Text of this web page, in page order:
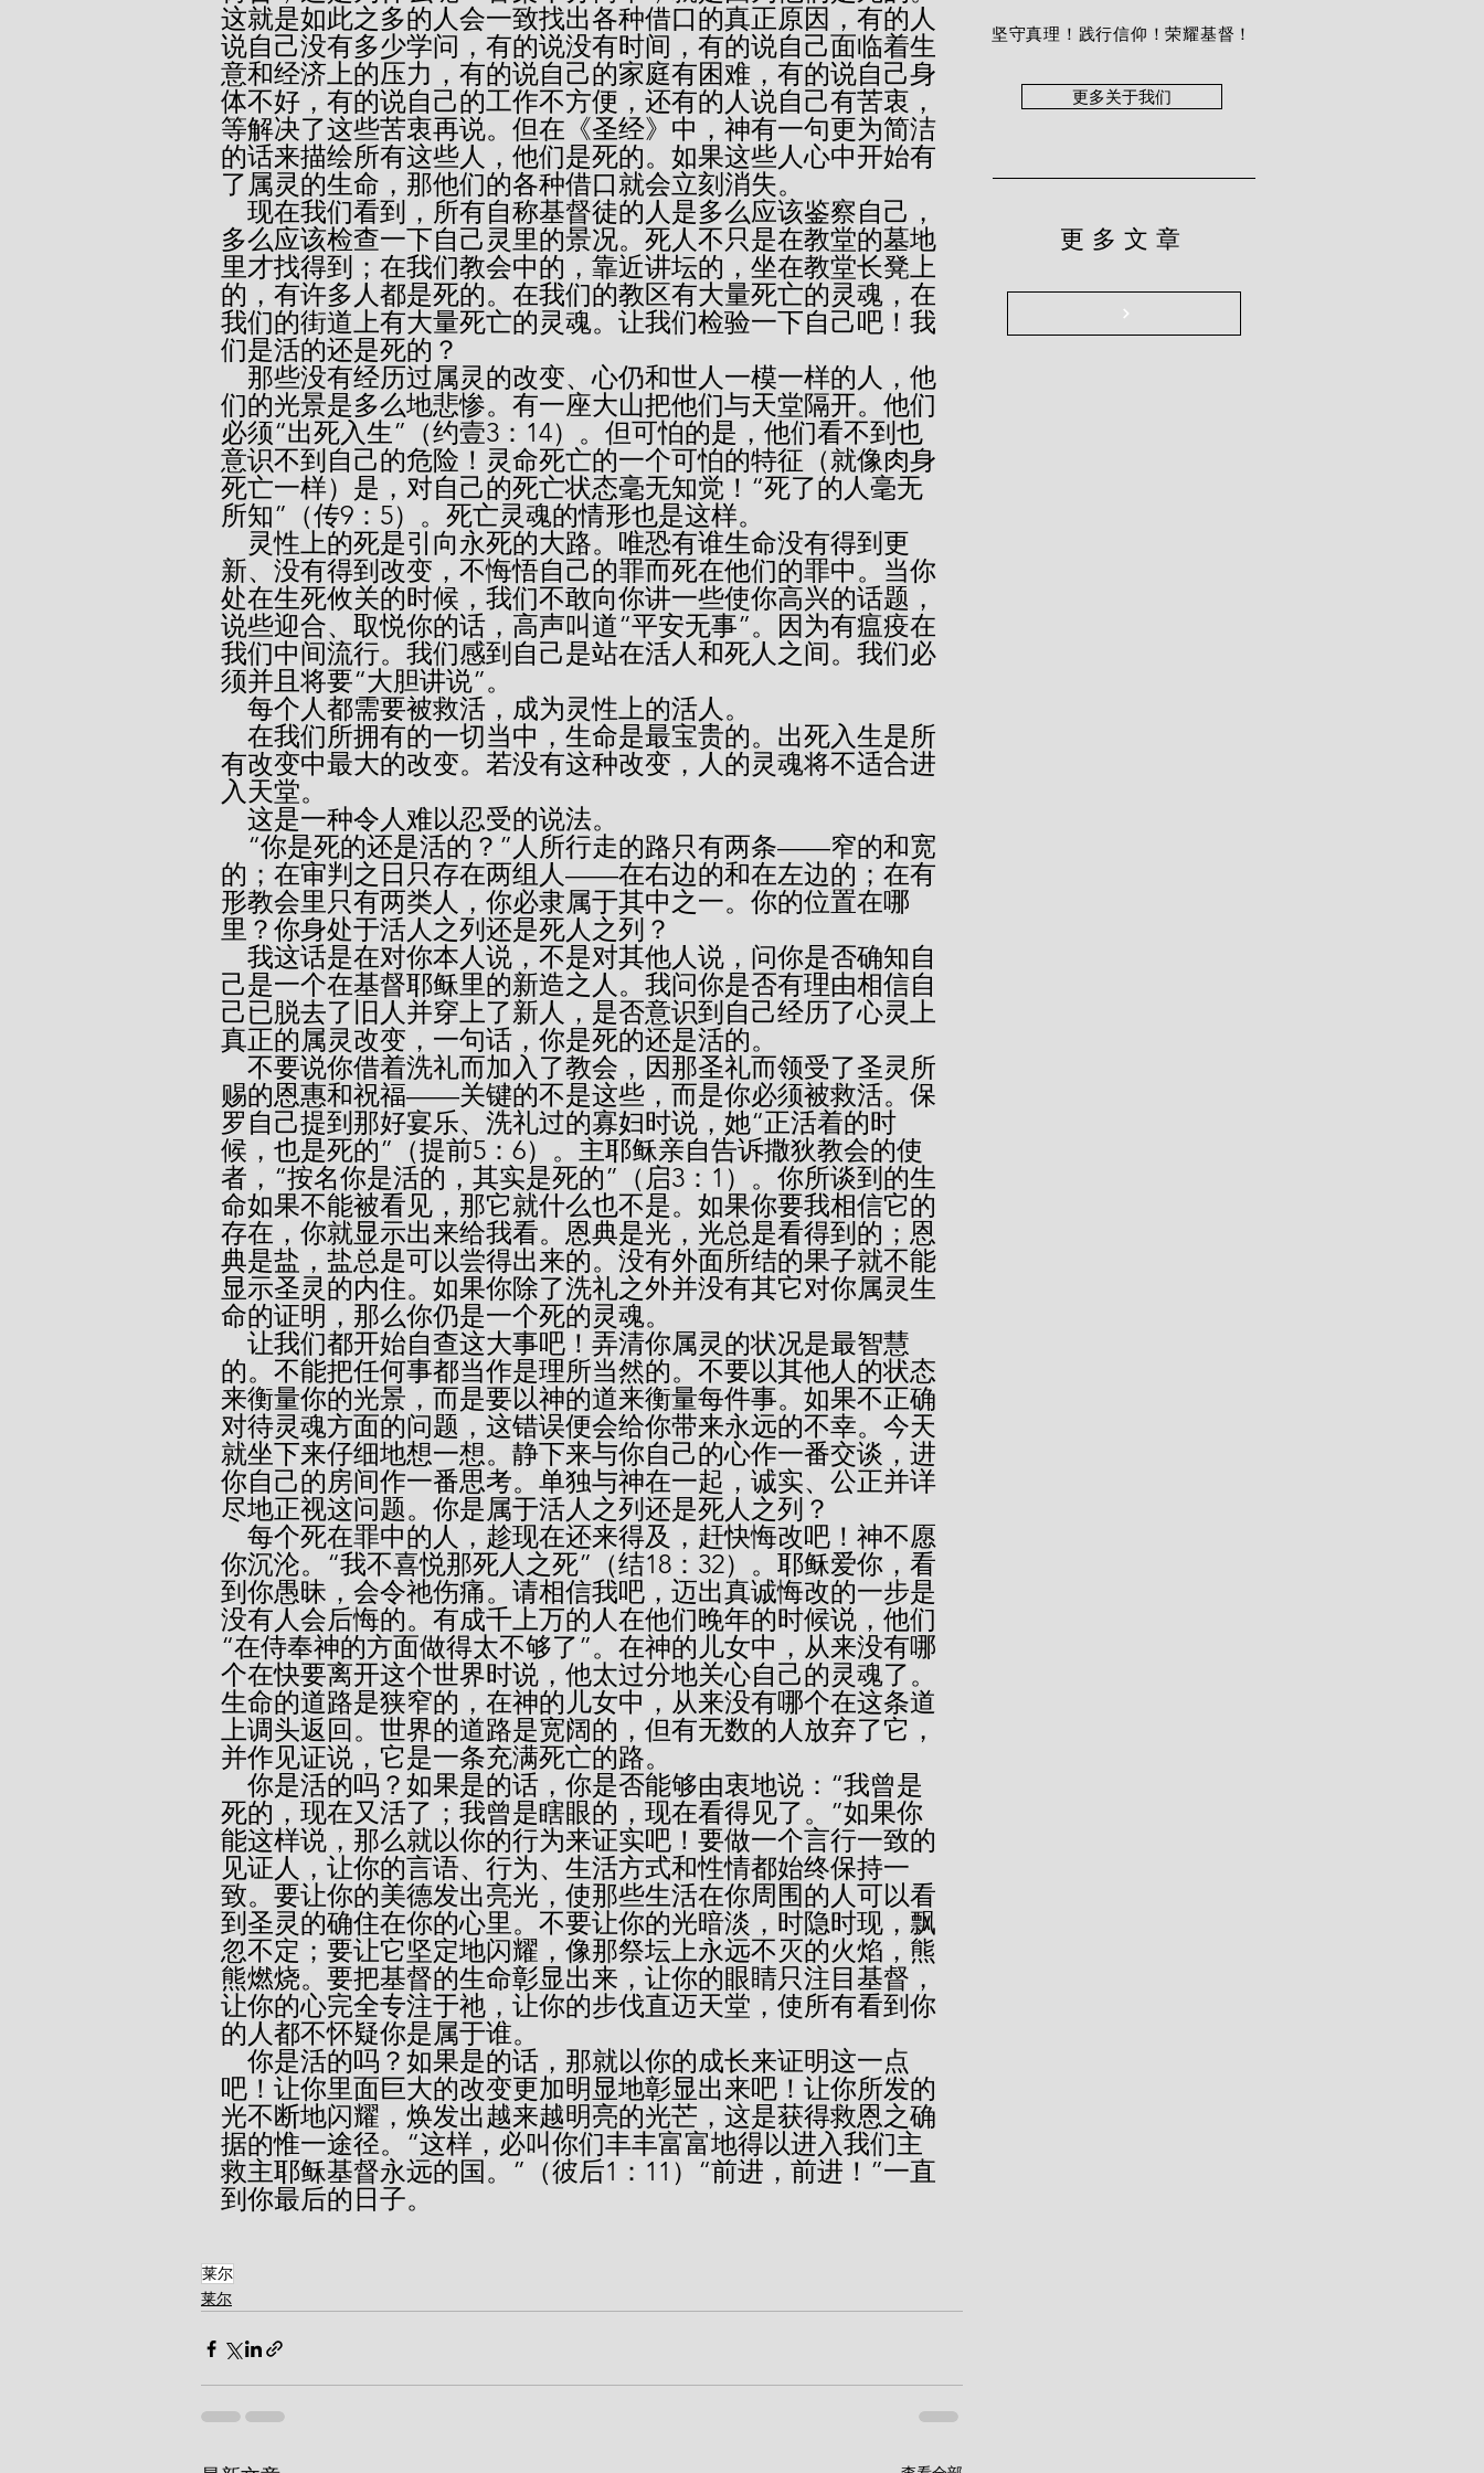
这就是如此之多的人会一致找出各种借口的真正原因，有的人
说自己没有多少学问，有的说没有时间，有的说自己面临着生
意和经济上的压力，有的说自己的家庭有困难，有的说自己身
体不好，有的说自己的工作不方便，还有的人说自己有苦衷，
等解决了这些苦衷再说。但在《圣经》中，神有一句更为简洁
的话来描绘所有这些人，他们是死的。如果这些人心中开始有
了属灵的生命，那他们的各种借口就会立刻消失。
多么应该检查一下自己灵里的景况。死人不只是在教堂的墓地
里才找得到；在我们教会中的，靠近讲坛的，坐在教堂长凳上
的，有许多人都是死的。在我们的教区有大量死亡的灵魂，在
我们的街道上有大量死亡的灵魂。让我们检验一下自己吧！我
们是活的还是死的？
们的光景是多么地悲惨。有一座大山把他们与天堂隔开。他们
必须“出死入生”（约壹3：14）。但可怕的是，他们看不到也
意识不到自己的危险！灵命死亡的一个可怕的特征（就像肉身
死亡一样）是，对自己的死亡状态毫无知觉！“死了的人毫无
所知”（传9：5）。死亡灵魂的情形也是这样。
新、没有得到改变，不悔悟自己的罪而死在他们的罪中。当你
处在生死攸关的时候，我们不敢向你讲一些使你高兴的话题，
说些迎合、取悦你的话，高声叫道“平安无事”。因为有瘟疫在
我们中间流行。我们感到自己是站在活人和死人之间。我们必
须并且将要“大胆讲说”。
    每个人都需要被救活，成为灵性上的活人。
有改变中最大的改变。若没有这种改变，人的灵魂将不适合进
入天堂。
    这是一种令人难以忍受的说法。
的；在审判之日只存在两组人——在右边的和在左边的；在有
形教会里只有两类人，你必隶属于其中之一。你的位置在哪
里？你身处于活人之列还是死人之列？
己是一个在基督耶稣里的新造之人。我问你是否有理由相信自
己已脱去了旧人并穿上了新人，是否意识到自己经历了心灵上
真正的属灵改变，一句话，你是死的还是活的。
赐的恩惠和祝福——关键的不是这些，而是你必须被救活。保
罗自己提到那好宴乐、洗礼过的寡妇时说，她“正活着的时
候，也是死的”（提前5：6）。主耶稣亲自告诉撒狄教会的使
者，“按名你是活的，其实是死的”（启3：1）。你所谈到的生
命如果不能被看见，那它就什么也不是。如果你要我相信它的
存在，你就显示出来给我看。恩典是光，光总是看得到的；恩
典是盐，盐总是可以尝得出来的。没有外面所结的果子就不能
显示圣灵的内住。如果你除了洗礼之外并没有其它对你属灵生
命的证明，那么你仍是一个死的灵魂。
的。不能把任何事都当作是理所当然的。不要以其他人的状态
来衡量你的光景，而是要以神的道来衡量每件事。如果不正确
对待灵魂方面的问题，这错误便会给你带来永远的不幸。今天
就坐下来仔细地想一想。静下来与你自己的心作一番交谈，进
你自己的房间作一番思考。单独与神在一起，诚实、公正并详
尽地正视这问题。你是属于活人之列还是死人之列？
你沉沦。“我不喜悦那死人之死”（结18：32）。耶稣爱你，看
到你愚昧，会令祂伤痛。请相信我吧，迈出真诚悔改的一步是
没有人会后悔的。有成千上万的人在他们晚年的时候说，他们
“在侍奉神的方面做得太不够了”。在神的儿女中，从来没有哪
个在快要离开这个世界时说，他太过分地关心自己的灵魂了。
生命的道路是狭窄的，在神的儿女中，从来没有哪个在这条道
上调头返回。世界的道路是宽阔的，但有无数的人放弃了它，
并作见证说，它是一条充满死亡的路。
死的，现在又活了；我曾是瞎眼的，现在看得见了。”如果你
能这样说，那么就以你的行为来证实吧！要做一个言行一致的
见证人，让你的言语、行为、生活方式和性情都始终保持一
致。要让你的美德发出亮光，使那些生活在你周围的人可以看
到圣灵的确住在你的心里。不要让你的光暗淡，时隐时现，飘
忽不定；要让它坚定地闪耀，像那祭坛上永远不灭的火焰，熊
熊燃烧。要把基督的生命彰显出来，让你的眼睛只注目基督，
让你的心完全专注于祂，让你的步伐直迈天堂，使所有看到你
的人都不怀疑你是属于谁。
吧！让你里面巨大的改变更加明显地彰显出来吧！让你所发的
光不断地闪耀，焕发出越来越明亮的光芒，这是获得救恩之确
据的惟一途径。“这样，必叫你们丰丰富富地得以进入我们主
救主耶稣基督永远的国。”（彼后1：11）“前进，前进！”一直
到你最后的日子。
莱尔
莱尔
坚守真理！践行信仰！荣耀基督！
更多关于我们
更多文章